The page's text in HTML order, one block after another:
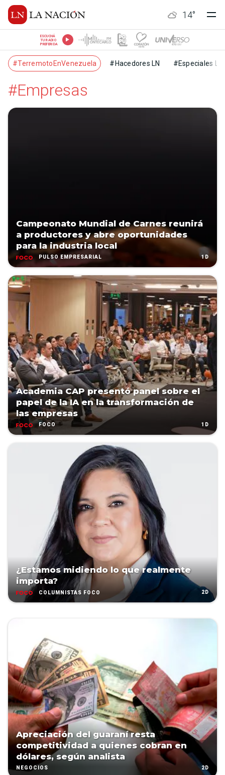
14°
ESCUCHÁ
TU RADIO
PREFERIDA
#TerremotoEnVenezuela #Hacedores LN #Especiales LN
#Empresas
Campeonato Mundial de Carnes reunirá
a productores y abre oportunidades
para la industria local
PULSO EMPRESARIAL 1D
Academia CAP presentó panel sobre el
papel de la IA en la transformación de
las empresas
FOCO 1D
¿Estamos midiendo lo que realmente
importa?
COLUMNISTAS FOCO 2D
Apreciación del guaraní resta
competitividad a quienes cobran en
dólares, según analista
NEGOCIOS 2D